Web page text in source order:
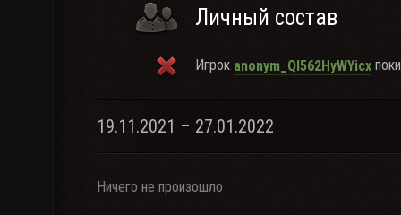
Личный состав
Игрок anonym_QI562HyWYicx
19.11.2021 – 27.01.2022
Ничего не произошло